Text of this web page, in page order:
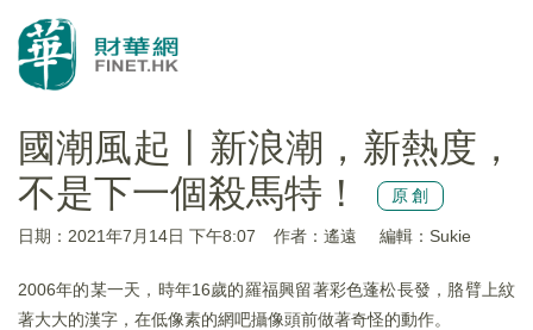
國潮風起丨新浪潮，新熱度，
不是下一個殺馬特！
原創
日期：2021年7月14日 下午8:07 作者：遙遠 編輯：Sukie
2006年的某一天，時年16歲的羅福興留著彩色蓬松長發，胳臂上紋
著大大的漢字，在低像素的網吧攝像頭前做著奇怪的動作。